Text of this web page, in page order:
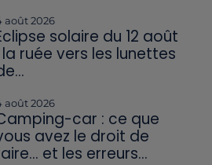
août 2026
solaire du 12 août
la ruée vers les lunettes
août 2026
car : ce que
avez le droit de
et les erreurs...